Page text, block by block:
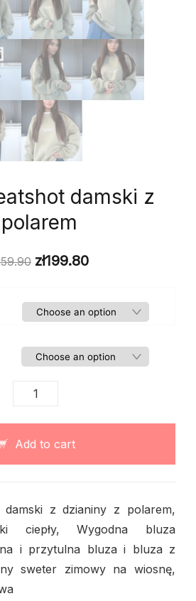
damski z
zł199.80
Sweter
damski
z
quantity
Add to cart
damski z dzianiny z polarem,
ciepły, Wygodna bluza
i przytulna bluza i bluza z
sweter zimowy na wiosnę,